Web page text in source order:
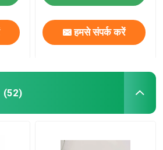
हमसे संपर्क करें
(52)